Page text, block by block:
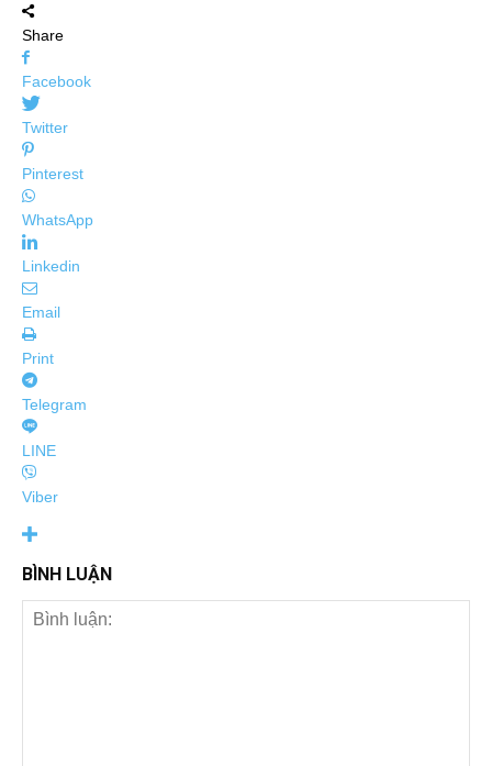
Share
Facebook
Twitter
Pinterest
WhatsApp
Linkedin
Email
Print
Telegram
LINE
Viber
BÌNH LUẬN